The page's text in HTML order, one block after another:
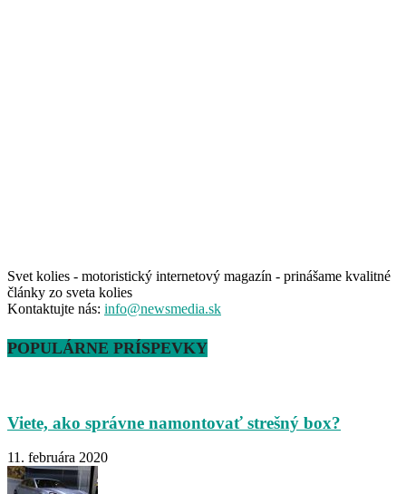
Svet kolies - motoristický internetový magazín - prinášame kvalitné
články zo sveta kolies
Kontaktujte nás: info@newsmedia.sk
POPULÁRNE PRÍSPEVKY
Viete, ako správne namontovať strešný box?
11. februára 2020